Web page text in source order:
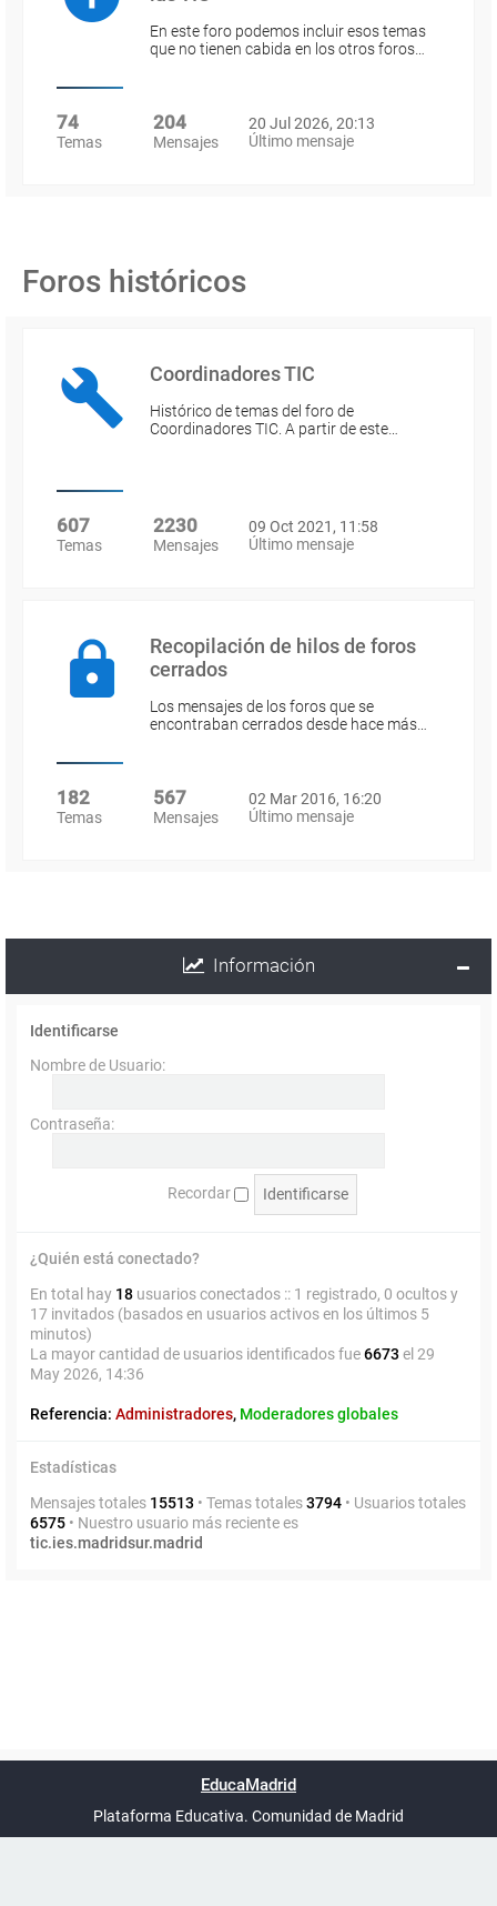
En este foro podemos incluir esos temas
que no tienen cabida en los otros foros…
74
Temas
204
Mensajes
20 Jul 2026, 20:13
Último mensaje
Foros históricos
Coordinadores TIC
Histórico de temas del foro de
Coordinadores TIC. A partir de este…
607
Temas
2230
Mensajes
09 Oct 2021, 11:58
Último mensaje
Recopilación de hilos de foros
cerrados
Los mensajes de los foros que se
encontraban cerrados desde hace más…
182
Temas
567
Mensajes
02 Mar 2016, 16:20
Último mensaje
Información
Identificarse
Nombre de Usuario:
Contraseña:
Recordar
¿Quién está conectado?
En total hay 18 usuarios conectados :: 1 registrado, 0 ocultos y
17 invitados (basados en usuarios activos en los últimos 5
minutos)
La mayor cantidad de usuarios identificados fue6673 el 29
May 2026, 14:36
Referencia: Administradores, Moderadores globales
Estadísticas
Mensajes totales 15513 • Temas totales3794 • Usuarios totales
6575 • Nuestro usuario más reciente es
tic.ies.madridsur.madrid
UTC+02:00
phpBB España
EducaMadrid
Plataforma Educativa. Comunidad de Madrid